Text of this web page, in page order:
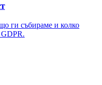
ги събираме и колко